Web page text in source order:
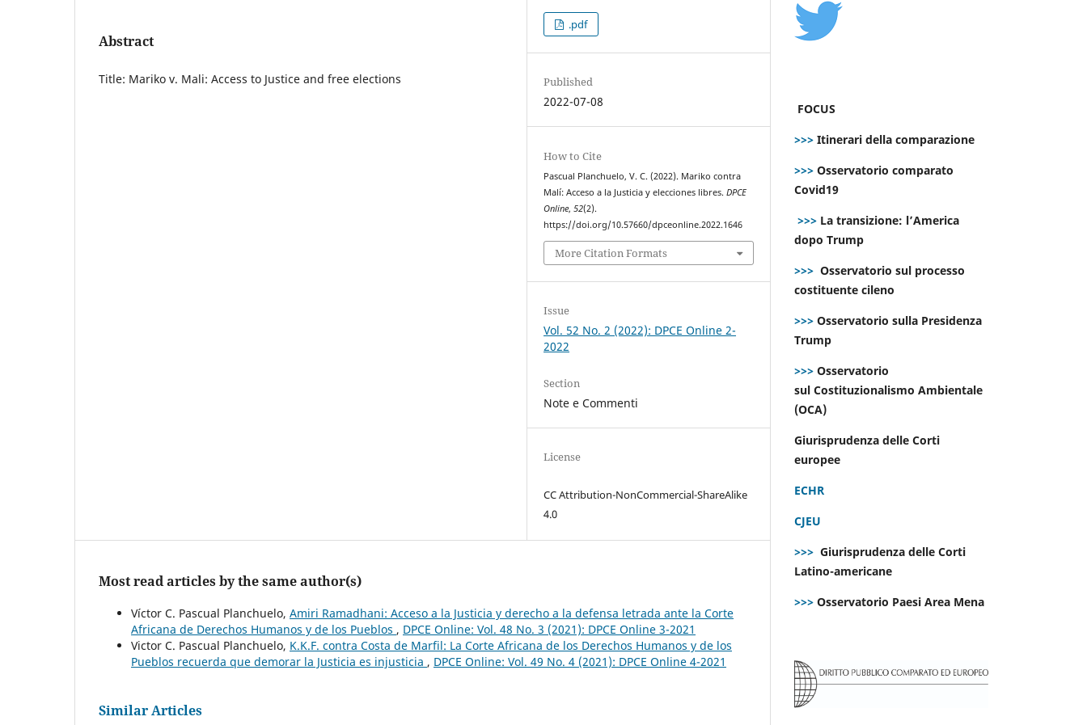
Abstract
Title: Mariko v. Mali: Access to Justice and free elections
.pdf
Published
2022-07-08
How to Cite
Pascual Planchuelo, V. C. (2022). Mariko contra
Malí: Acceso a la Justicia y elecciones libres.DPCE
Online,52(2).
https://doi.org/10.57660/dpceonline.2022.1646
More Citation Formats
Issue
Vol. 52 No. 2 (2022): DPCE Online 2-
2022
Section
Note e Commenti
License
CC Attribution-NonCommercial-ShareAlike
4.0
Most read articles by the same author(s)
Víctor C. Pascual Planchuelo, Amiri Ramadhani: Acceso a la Justicia y derecho a la defensa letrada ante la Corte
Africana de Derechos Humanos y de los Pueblos , DPCE Online: Vol. 48 No. 3 (2021): DPCE Online 3-2021
Victor C. Pascual Planchuelo, K.K.F. contra Costa de Marfil: La Corte Africana de los Derechos Humanos y de los
Pueblos recuerda que demorar la Justicia es injusticia , DPCE Online: Vol. 49 No. 4 (2021): DPCE Online 4-2021
Similar Articles
FOCUS
>>> Itinerari della comparazione
>>> Osservatorio comparato
Covid19
>>> La transizione: l’America
dopo Trump
>>> Osservatorio sul processo
costituente cileno
>>> Osservatorio sulla Presidenza
Trump
>>> Osservatorio
sul Costituzionalismo Ambientale
(OCA)
Giurisprudenza delle Corti
europee
ECHR
CJEU
>>> Giurisprudenza delle Corti
Latino-americane
>>> Osservatorio Paesi Area Mena